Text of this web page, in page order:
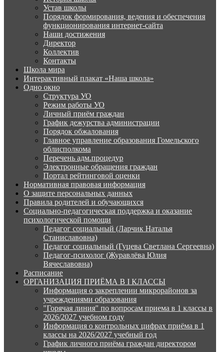
Устав школы
Порядок формирования, ведения и обеспечения
функционирования интернет-сайта
Наши достижения
Директор
Коллектив
Контакты
Школа мира
Интерактивный плакат «Наша школа»
Одно окно
Структура УО
Режим работы УО
Личный приём граждан
График дежурства администрации
Порядок обжалования
Главное управление образования Гомельского
облисполкома
Перечень адм.процедур
Электронные обращения граждан
Портал рейтинговой оценки
Нормативная правовая информация
О защите персональных данных
Правила родителей и обучающихся
Социально-педагогическая поддержка и оказание
психологической помощи
Педагог социальный (Ларчик Наталья
Станиславовна)
Педагог социальный (Гуцева Светлана Сергеевна)
Педагог-психолог (Журавлёва Юлия
Вячеславовна)
Расписание
ОРГАНИЗАЦИЯ ПРИЁМА В I КЛАССЫ
Информация о закреплении микрорайонов за
учреждениями образования
"Горячая линия" по вопросам приема в 1 классы в
2026/2027 учебном году
Информация о контрольных цифрах приёма в 1
классы на 2026/2027 учебный год
График личного приёма граждан директором